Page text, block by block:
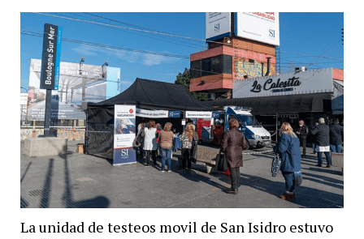
de
seguridad
en
la
vía
pública
La unidad de testeos movil de San Isidro estuvo